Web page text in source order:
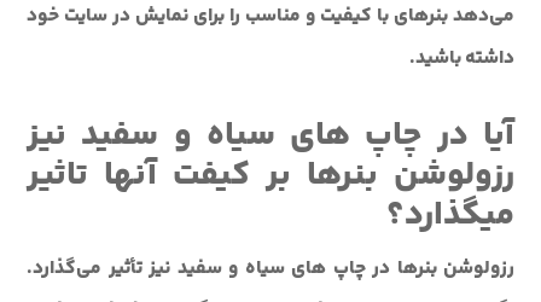
می‌دهد بنرهای با کیفیت و مناسب را برای نمایش در سایت خود
داشته باشید.
آیا در چاپ های سیاه و سفید نیز
رزولوشن بنرها بر کیفت آنها تاثیر
میگذارد؟
رزولوشن بنرها در چاپ های سیاه و سفید نیز تأثیر می‌گذارد.